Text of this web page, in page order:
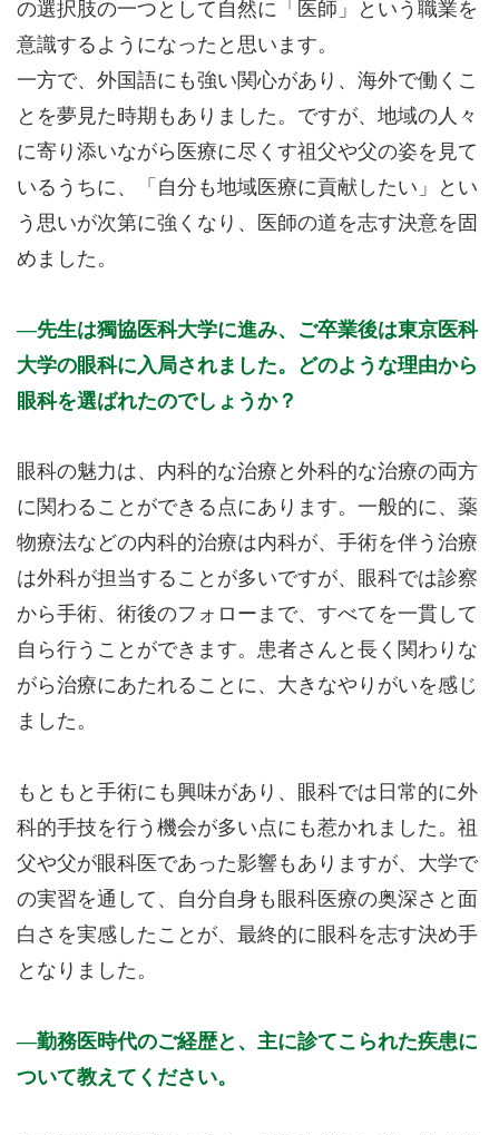
の選択肢の一つとして自然に「医師」という職業を
意識するようになったと思います。
一方で、外国語にも強い関心があり、海外で働くこ
とを夢見た時期もありました。ですが、地域の人々
に寄り添いながら医療に尽くす祖父や父の姿を見て
いるうちに、「自分も地域医療に貢献したい」とい
う思いが次第に強くなり、医師の道を志す決意を固
めました。
先生は獨協医科大学に進み、ご卒業後は東京医科
大学の眼科に入局されました。どのような理由から
眼科を選ばれたのでしょうか？
眼科の魅力は、内科的な治療と外科的な治療の両方
に関わることができる点にあります。一般的に、薬
物療法などの内科的治療は内科が、手術を伴う治療
は外科が担当することが多いですが、眼科では診察
から手術、術後のフォローまで、すべてを一貫して
自ら行うことができます。患者さんと長く関わりな
がら治療にあたれることに、大きなやりがいを感じ
ました。
もともと手術にも興味があり、眼科では日常的に外
科的手技を行う機会が多い点にも惹かれました。祖
父や父が眼科医であった影響もありますが、大学で
の実習を通して、自分自身も眼科医療の奥深さと面
白さを実感したことが、最終的に眼科を志す決め手
となりました。
勤務医時代のご経歴と、主に診てこられた疾患に
ついて教えてください。